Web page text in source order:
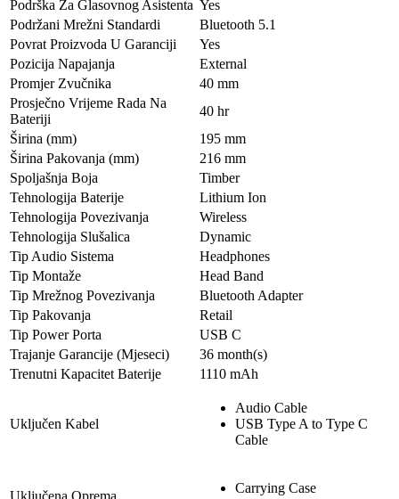
Podrška Za Glasovnog Asistenta Yes
Podržani Mrežni Standardi
Bluetooth 5.1
Povrat Proizvoda U Garanciji
Yes
Pozicija Napajanja
External
Promjer Zvučnika
40 mm
Prosječno Vrijeme Rada Na
Bateriji
40 hr
Širina (mm)
195 mm
Širina Pakovanja (mm)
216 mm
Spoljašnja Boja
Timber
Tehnologija Baterije
Lithium Ion
Tehnologija Povezivanja
Wireless
Tehnologija Slušalica
Dynamic
Tip Audio Sistema
Headphones
Tip Montaže
Head Band
Tip Mrežnog Povezivanja
Bluetooth Adapter
Tip Pakovanja
Retail
Tip Power Porta
USB C
Trajanje Garancije (Mjeseci)
36 month(s)
Trenutni Kapacitet Baterije
1110 mAh
Uključen Kabel
Audio Cable
USB Type A to Type C
Cable
Uključena Oprema
Carrying Case